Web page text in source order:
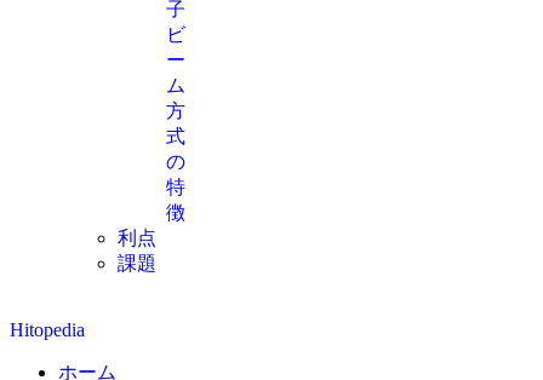
子
ビ
ー
ム
方
式
の
特
徴
利点
課題
Hitopedia
ホーム